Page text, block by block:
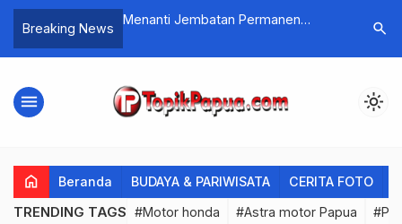
Breaking News
Menanti Jembatan Permanen
Dilakukan Anggota Pos Iwur Kodim
Yahukimo dan Warga
Mesin
search
menu light_mode
home Beranda BUDAYA & PARIWISATA CERITA FOTO
TRENDING TAGS #Motor honda #Astra motor Papua